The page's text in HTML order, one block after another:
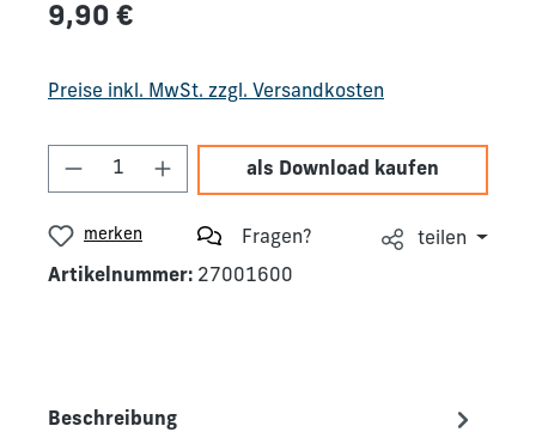
Regulärer Preis:
9,90 €
Preise inkl. MwSt. zzgl. Versandkosten
Produkt Anzahl: Gib den gewünschten
als Download kaufen
merken Fragen?
teilen
Artikelnummer: 27001600
Beschreibung